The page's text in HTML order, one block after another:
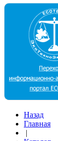
Назад
Главная
|